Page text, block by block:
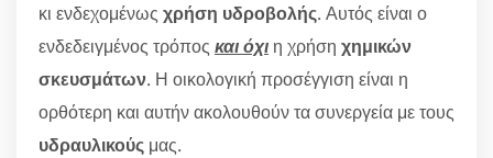
κι ενδεχομένως χρήση υδροβολής. Αυτός είναι ο
ενδεδειγμένος τρόπος και όχι η χρήση χημικών
σκευσμάτων. Η οικολογική προσέγγιση είναι η
ορθότερη και αυτήν ακολουθούν τα συνεργεία με τους
υδραυλικούς μας.